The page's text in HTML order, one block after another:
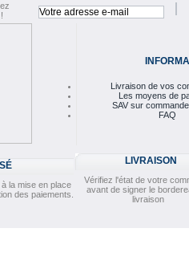
Livraison de vos
Les moyens de
SAV sur
FAQ
la mise en place
des paiements.
LIVRAISON
Vérifiez l'état de votre
avant de signer le
livraison